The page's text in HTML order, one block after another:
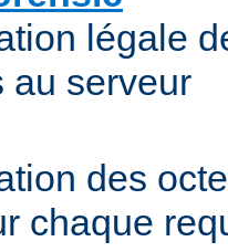
légale
au serveur
des
chaque